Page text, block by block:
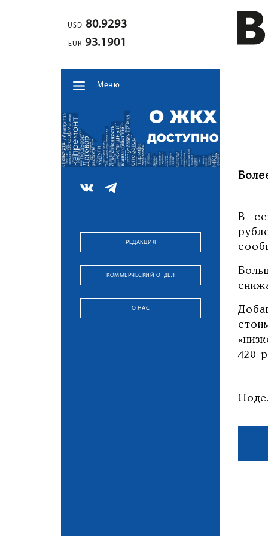
USD 80.9293
EUR 93.1901
Меню
РЕДАКЦИЯ
КОММЕРЧЕСКИЙ ОТДЕЛ
О НАС
В
420